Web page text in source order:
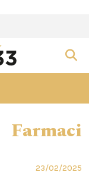
Farmaci
23/02/2025